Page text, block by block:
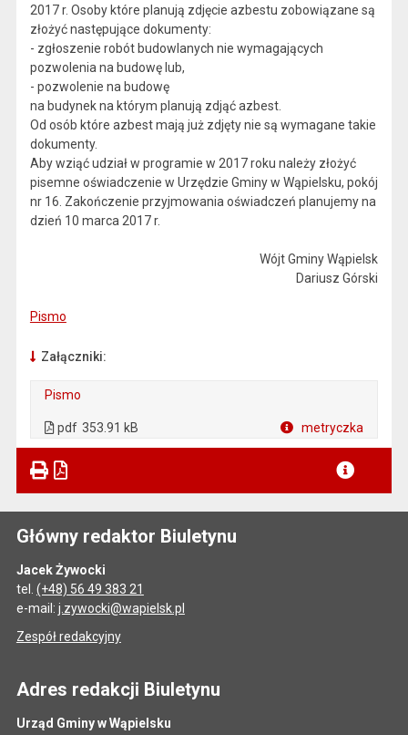
2017 r. Osoby które planują zdjęcie azbestu zobowiązane są
złożyć następujące dokumenty:
- zgłoszenie robót budowlanych nie wymagających
pozwolenia na budowę lub,
- pozwolenie na budowę
na budynek na którym planują zdjąć azbest.
Od osób które azbest mają już zdjęty nie są wymagane takie
dokumenty.
Aby wziąć udział w programie w 2017 roku należy złożyć
pisemne oświadczenie w Urzędzie Gminy w Wąpielsku, pokój
nr 16. Zakończenie przyjmowania oświadczeń planujemy na
dzień 10 marca 2017 r.
Wójt Gminy Wąpielsk
Dariusz Górski
Pismo
Załączniki:
Pismo
pdf 353.91 kB metryczka
Główny redaktor Biuletynu
Jacek Żywocki
tel. (+48) 56 49 383 21
e-mail: j.zywocki@wapielsk.pl
Zespół redakcyjny
Adres redakcji Biuletynu
Urząd Gminy w Wąpielsku